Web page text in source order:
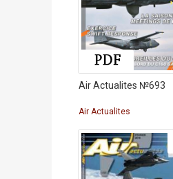
Air Actualites №693
Air Actualites